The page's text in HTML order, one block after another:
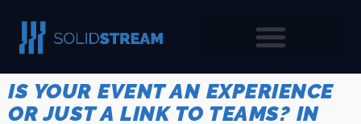
IS YOUR EVENT AN EXPERIENCE
OR JUST A LINK TO TEAMS? IN